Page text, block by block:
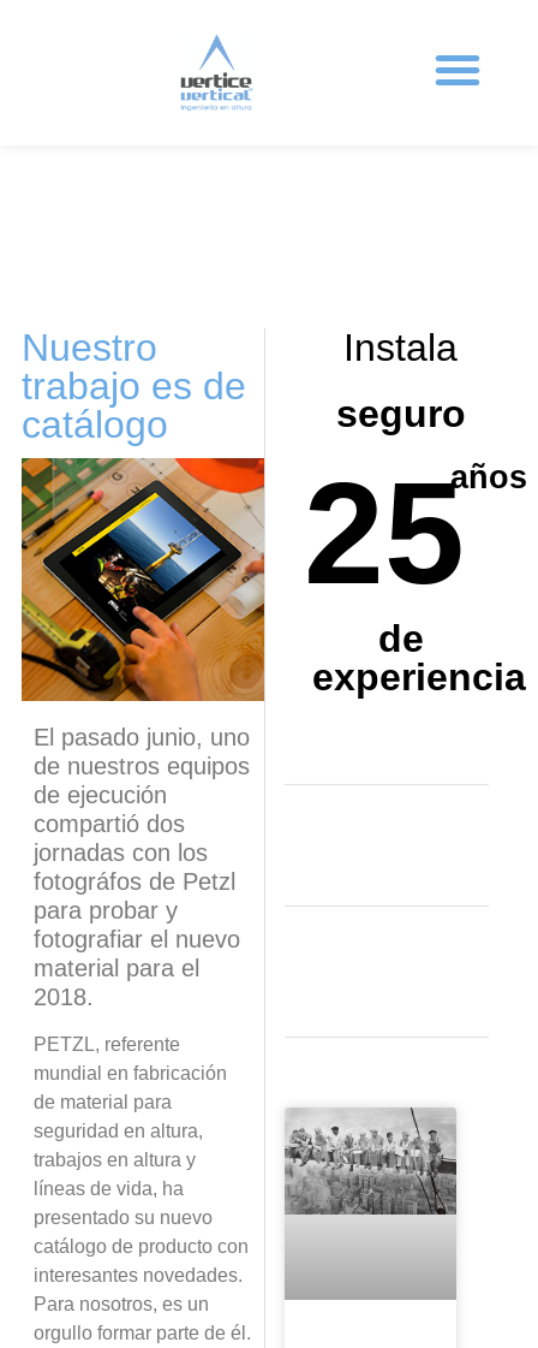
Nuestro
trabajo es de
catálogo
El pasado junio, uno
de nuestros equipos
de ejecución
compartió dos
jornadas con los
fotográfos de Petzl
para probar y
fotografiar el nuevo
material para el
2018.
PETZL, referente
mundial en fabricación
de material para
seguridad en altura,
trabajos en altura y
líneas de vida, ha
presentado su nuevo
catálogo de producto con
interesantes novedades.
Para nosotros, es un
orgullo formar parte de él.
Instala
seguro
25años
de
experiencia